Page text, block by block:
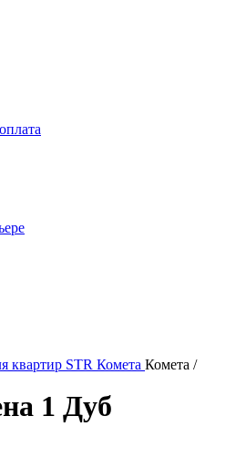
квартир STR Комета Комета /
1 Дуб